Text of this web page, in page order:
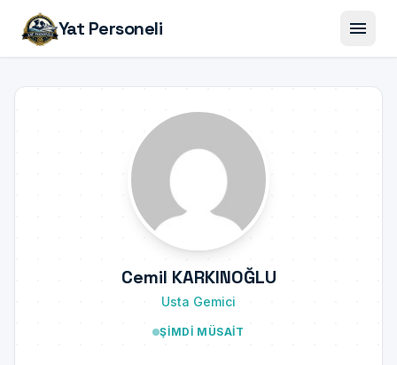
Yat Personeli menu
Cemil KARKINOĞLU
Usta Gemici
ŞIMDI MÜSAIT